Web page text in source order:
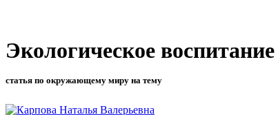
Экологическое
статья по окружающему миру на тему